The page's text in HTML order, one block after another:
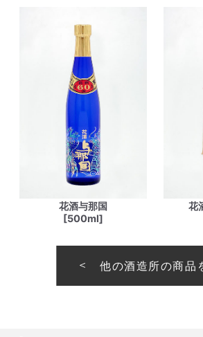
花酒与那国
[500ml]
花
他の酒造所の商品